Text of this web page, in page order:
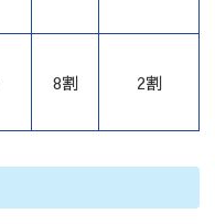
8割 2割